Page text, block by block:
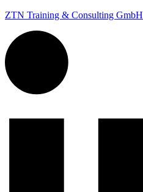
ZTN Training & Consulting GmbH